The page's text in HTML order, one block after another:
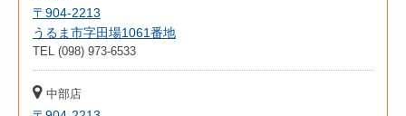
〒904-2213
うるま市字田場1061番地
TEL (098) 973-6533
中部店